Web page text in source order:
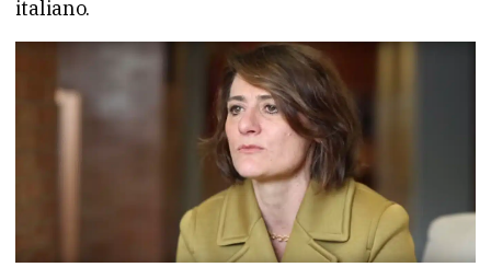
italiano.